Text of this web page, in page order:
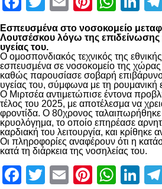
Εσπευσμένα στο νοσοκομείο
Λουτσέσκου λόγω της επιδείνωσης
υγείας του.
Ο ομοσπονδιακός τεχνικός της
εσπευσμένα σε νοσοκομείο της χώρας
καθώς παρουσίασε σοβαρή
υγείας του, σύμφωνα με τη ρουμανική
Ο Μιρτσέα αντιμετώπισε έντονα
τέλος του 2025, με αποτέλεσμα να
φροντίδα. Ο 80χρονος
κρυολόγημα, το οποίο επηρέασε
καρδιακή του λειτουργία, και κρίθηκε
Οι πληροφορίες αναφέρουν ότι η
κατά τη διάρκεια της νοσηλείας του.
Facebook
Twitter
Email